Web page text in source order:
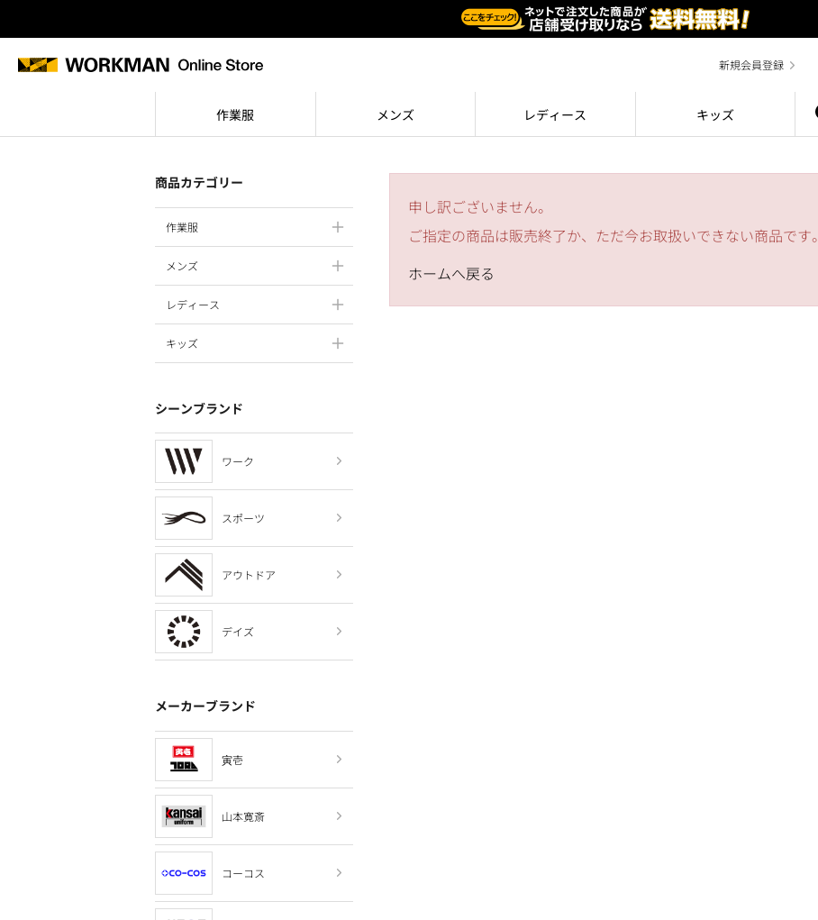
新規会員登録
作業服 メンズ レディース キッズ
商品カテゴリー
作業服
メンズ
レディース
キッズ
シーンブランド
ワーク
スポーツ
アウトドア
デイズ
メーカーブランド
寅壱
山本寛斎
コーコス
申し訳ございません。
ご指定の商品は販売終了か、ただ今お取扱いできない商品です。
ホームへ戻る